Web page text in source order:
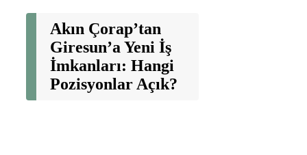
Akın Çorap’tan
Giresun’a Yeni İş
İmkanları: Hangi
Pozisyonlar Açık?